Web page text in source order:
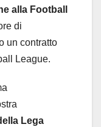
alla Football
di
un contratto
League.
Lega